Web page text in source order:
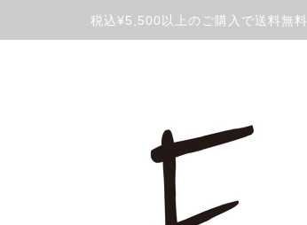
税込¥5,500以上のご購入で送料無料